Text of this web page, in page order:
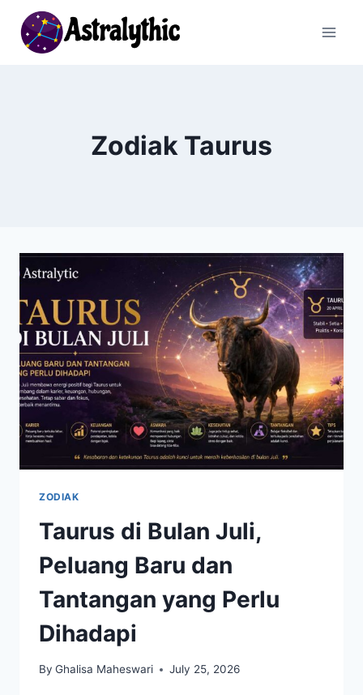
content
Zodiak Taurus
ZODIAK
Taurus di Bulan Juli,
Peluang Baru dan
Tantangan yang Perlu
Dihadapi
By Ghalisa Maheswari July 25, 2026